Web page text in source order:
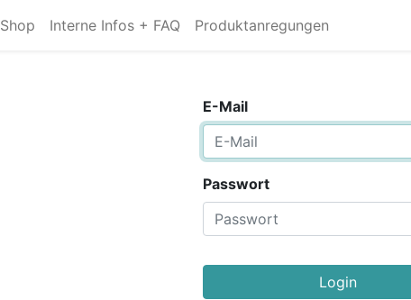
Shop Interne Infos + FAQ Produktanregungen
E-Mail
Passwort
Login